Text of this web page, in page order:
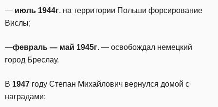
— июль 1944г. на территории Польши форсирование
Вислы;
—февраль — май 1945г. — освобождал немецкий
город Бреслау.
В 1947 году Степан Михайлович вернулся домой с
наградами: